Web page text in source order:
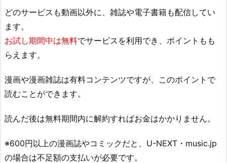
どのサービスも動画以外に、雑誌や電子書籍も配信してい
ます。
お試し期間中は無料でサービスを利用でき、ポイントもも
らえます。
漫画や漫画雑誌は有料コンテンツですが、このポイントで
読むことができます。
読んだ後は無料期間内に解約すればお金はかかりません。
※600円以上の漫画誌やコミックだと、U-NEXT・music.jp
の場合は不足額の支払いが必要です。